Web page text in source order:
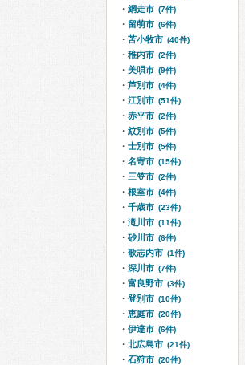
網走市 (7件)
留萌市 (6件)
苫小牧市 (40件)
稚内市 (2件)
美唄市 (9件)
芦別市 (4件)
江別市 (51件)
赤平市 (2件)
紋別市 (5件)
士別市 (5件)
名寄市 (15件)
三笠市 (2件)
根室市 (4件)
千歳市 (23件)
滝川市 (11件)
砂川市 (6件)
歌志内市 (1件)
深川市 (7件)
富良野市 (3件)
登別市 (10件)
恵庭市 (20件)
伊達市 (6件)
北広島市 (21件)
石狩市 (20件)